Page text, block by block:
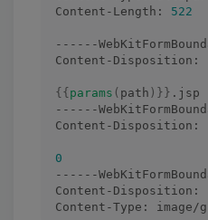
Content-Length: 522
------
Content-Disposition:
{{ params ( path )}} .jsp
------
Content-Disposition:
0
------
Content-Disposition:
Content-Type: image/